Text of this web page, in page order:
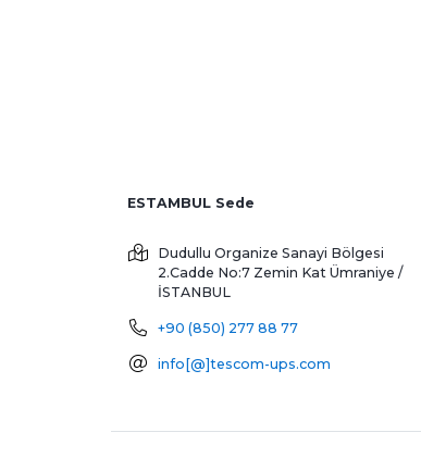
ESTAMBUL Sede
Dudullu Organize Sanayi Bölgesi
2.Cadde No:7 Zemin Kat Ümraniye /
İSTANBUL
+90 (850) 277 88 77
info[@]tescom-ups.com